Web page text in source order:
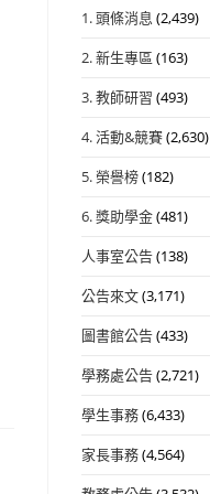
1. 頭條消息 (2,439)
2. 新生專區 (163)
3. 教師研習 (493)
4. 活動&競賽(2,630)
5. 榮譽榜(182)
6. 獎助學金(481)
人事室公告(138)
公告來文(3,171)
圖書館公告(433)
學務處公告(2,721)
學生事務(6,433)
家長事務(4,564)